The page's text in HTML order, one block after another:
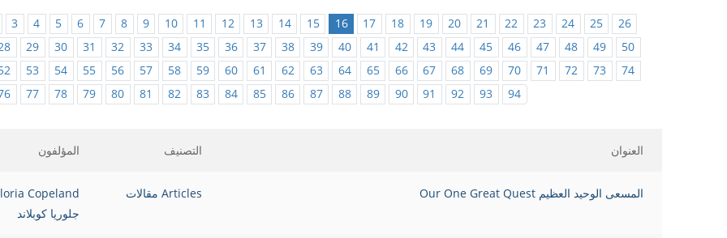
3 4 5 6 7 8 9 10 11 12 13 14 15 16 17 18 19 20 21 22 23 24 25
26
29 30 31 32 33 34 35 36 37 38 39 40 41 42 43 44 45 46 47 48 49
50
53 54 55 56 57 58 59 60 61 62 63 64 65 66 67 68 69 70 71 72 73
74
77 78 79 80 81 82 83 84 85 86 87 88 89 90 91 92 93 94
العنوان التصنيف المؤلفون
المسعى الوحيد العظيم Our One Great Quest Articles مقالات
Copeland
جلوريا كوبلاند